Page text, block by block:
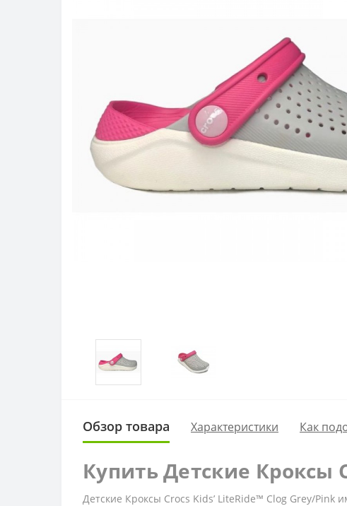
Обзор товара Характеристики Как
Купить Детские Кроксы
Детские Кроксы Crocs Kids’ LiteRide™ Clog Grey/